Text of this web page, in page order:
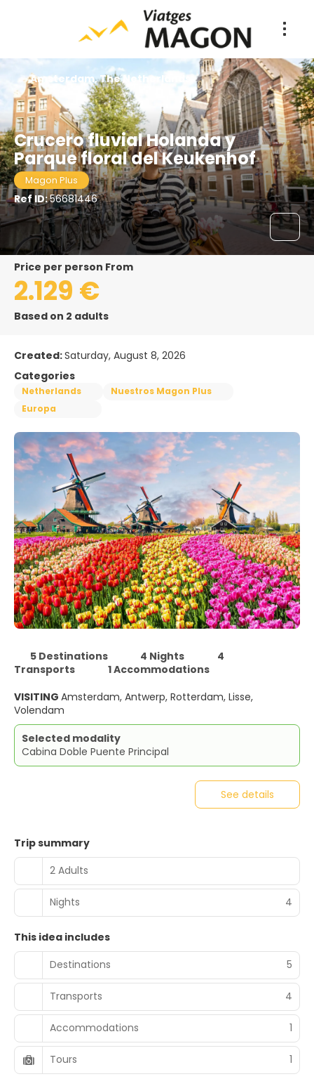
Crucero fluvial Holanda y
Parque floral del Keukenhof
Magon Plus
Ref ID:56681446
Amsterdam, The Netherlands
price per person From
2.129 €
Based on 2 adults
Created:Saturday, August 8, 2026
Categories
Netherlands
Nuestros Magon Plus
Europa
5 Destinations 4 Nights
4
Transports
1 Accommodations
VISITING Amsterdam, Antwerp, Rotterdam, Lisse,
Volendam
Selected modality
Cabina Doble Puente Principal
See details
Trip summary
2 Adults
Nights 4
This idea includes
Destinations
5
Transports 4
Accommodations 1
Tours 1